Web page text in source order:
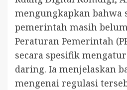
mengungkapkan bahwa
pemerintah masih
Peraturan Pemerintah
secara spesifik
daring. Ia menjelaskan
mengenai regulasi